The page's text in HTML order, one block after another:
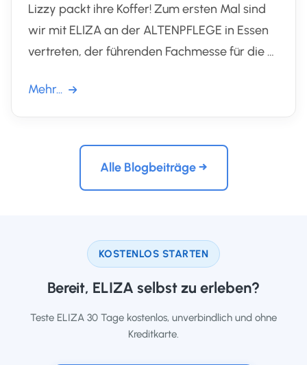
Lizzy packt ihre Koffer! Zum ersten Mal sind
wir mit ELIZA an der ALTENPFLEGE in Essen
vertreten, der führenden Fachmesse für die …
Mehr...
Alle Blogbeiträge →
KOSTENLOS STARTEN
Bereit, ELIZA selbst zu erleben?
Teste ELIZA 30 Tage kostenlos, unverbindlich und ohne
Kreditkarte.